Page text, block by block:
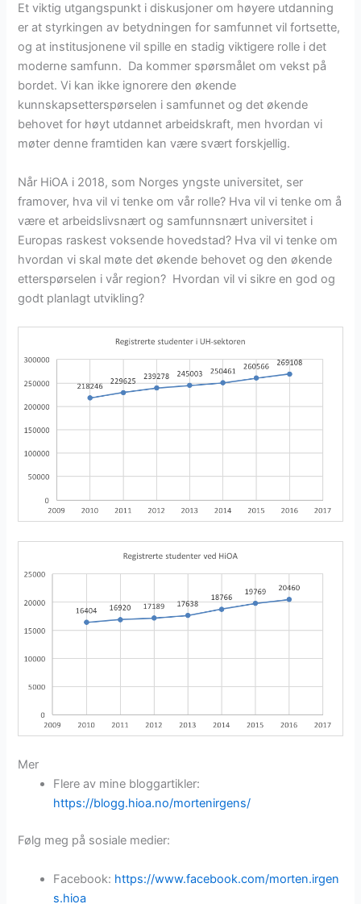
Et viktig utgangspunkt i diskusjoner om høyere utdanning
er at styrkingen av betydningen for samfunnet vil fortsette,
og at institusjonene vil spille en stadig viktigere rolle i det
moderne samfunn. Da kommer spørsmålet om vekst på
bordet. Vi kan ikke ignorere den økende
kunnskapsetterspørselen i samfunnet og det økende
behovet for høyt utdannet arbeidskraft, men hvordan vi
møter denne framtiden kan være svært forskjellig.
Når HiOA i 2018, som Norges yngste universitet, ser
framover, hva vil vi tenke om vår rolle? Hva vil vi tenke om å
være et arbeidslivsnært og samfunnsnært universitet i
Europas raskest voksende hovedstad? Hva vil vi tenke om
hvordan vi skal møte det økende behovet og den økende
etterspørselen i vår region? Hvordan vil vi sikre en god og
godt planlagt utvikling?
Mer
Flere av mine bloggartikler:
https://blogg.hioa.no/mortenirgens/
Følg meg på sosiale medier:
Facebook: https://www.facebook.com/morten.irgen
s.hioa